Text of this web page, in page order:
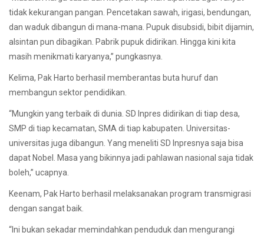
tidak kekurangan pangan. Pencetakan sawah, irigasi, bendungan,
dan waduk dibangun di mana-mana. Pupuk disubsidi, bibit dijamin,
alsintan pun dibagikan. Pabrik pupuk didirikan. Hingga kini kita
masih menikmati karyanya,” pungkasnya.
Kelima, Pak Harto berhasil memberantas buta huruf dan
membangun sektor pendidikan.
“Mungkin yang terbaik di dunia. SD Inpres didirikan di tiap desa,
SMP di tiap kecamatan, SMA di tiap kabupaten. Universitas-
universitas juga dibangun. Yang meneliti SD Inpresnya saja bisa
dapat Nobel. Masa yang bikinnya jadi pahlawan nasional saja tidak
boleh,” ucapnya.
Keenam, Pak Harto berhasil melaksanakan program transmigrasi
dengan sangat baik.
“Ini bukan sekadar memindahkan penduduk dan mengurangi